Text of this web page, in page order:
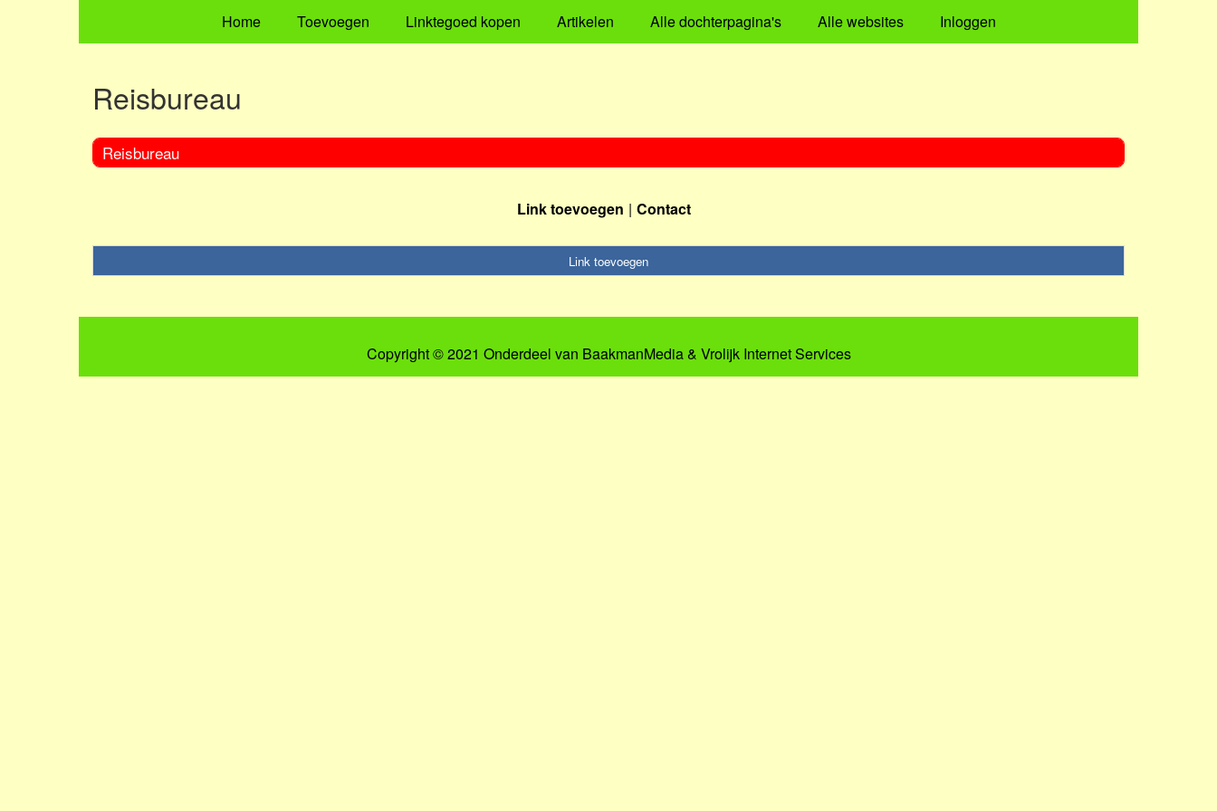
Home Toevoegen Linktegoed kopen Artikelen Alle dochterpagina's Alle websites Inloggen
Reisbureau
Reisbureau
Link toevoegen Contact
Link toevoegen
Copyright © 2021 Onderdeel van BaakmanMedia& Vrolijk Internet Services